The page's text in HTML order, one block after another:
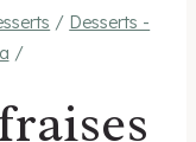
/ Desserts -
/